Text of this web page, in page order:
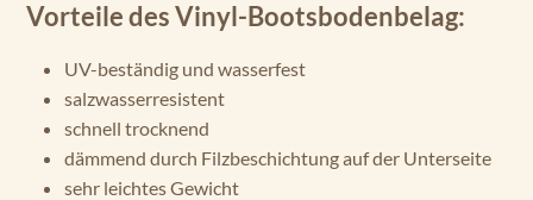
Vorteile des Vinyl-Bootsbodenbelag:
UV-beständig und wasserfest
salzwasserresistent
schnell trocknend
dämmend durch Filzbeschichtung auf der Unterseite
sehr leichtes Gewicht